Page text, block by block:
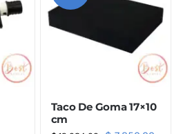
Taco De Goma 17×10
cm